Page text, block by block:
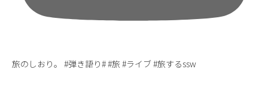
旅のしおり。 #弾き語り# #旅 #ライブ #旅するssw